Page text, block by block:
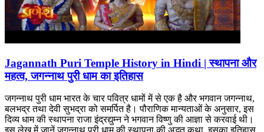
Jagannath Puri Temple History in Hindi | स्थापना और
महत्व, जगन्नाथ पुरी धाम का इतिहास
जगन्नाथ पुरी धाम भारत के चार पवित्र धामों में से एक है और भगवान जगन्नाथ,
बलभद्र तथा देवी सुभद्रा को समर्पित है। पौराणिक मान्यताओं के अनुसार, इस
दिव्य धाम की स्थापना राजा इंद्रद्युम्न ने भगवान विष्णु की आज्ञा से करवाई थी।